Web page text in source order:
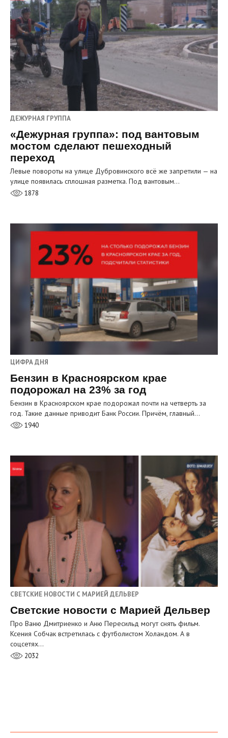
ДЕЖУРНАЯ ГРУППА
«Дежурная группа»: под вантовым
мостом сделают пешеходный
переход
Левые повороты на улице Дубровинского всё же запретили — на
улице появилась сплошная разметка. Под вантовым…
1878
ЦИФРА ДНЯ
Бензин в Красноярском крае
подорожал на 23% за год
Бензин в Красноярском крае подорожал почти на четверть за
год. Такие данные приводит Банк России. Причём, главный…
1940
СВЕТСКИЕ НОВОСТИ С МАРИЕЙ ДЕЛЬВЕР
Светские новости с Марией Дельвер
Про Ваню Дмитриенко и Аню Пересильд могут снять фильм.
Ксения Собчак встретилась с футболистом Холандом. А в
соцсетях…
2032